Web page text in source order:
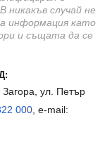
никакъв случай не
информация като
и същата да се
ул. Петър
000, e-mail: